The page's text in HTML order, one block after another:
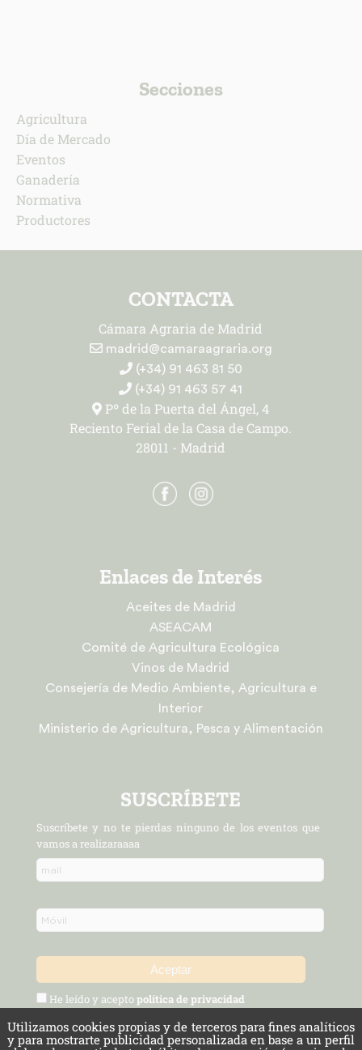
Secciones
Agricultura
Día de Mercado
Eventos
Ganadería
Normativa
Productores
CONTACTA
Cámara Agraria de Madrid
madrid@camaraagraria.org
(+34) 91 463 81 50
(+34) 91 463 57 41
Pº de la Puerta del Ángel, 4
Reciento Ferial de la Casa de Campo.
28011 - Madrid
Enlaces de Interés
Aceites de Madrid
ASEACAM
Comité de Agricultura Ecológica
Vinos de Madrid
Consejería de Medio Ambiente, Agricultura e
Interior
Ministerio de Agricultura, Pesca y Alimentación
SUSCRÍBETE
Suscríbete y no te pierdas ninguno de los eventos que
vamos a realizaraaaa
He leído y aceptopolítica de privacidad
Política de Privacidad y Aviso Legal Protección de datos
Utilizamos cookies propias y de terceros para fines analíticos
y para mostrarte publicidad personalizada en base a un perfil